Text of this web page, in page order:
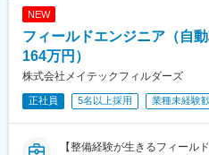
鉄名古屋駅、駅前大通駅、諏
崎駅、土橋駅(愛知県)、三河安
知県)、一ツ木駅、尾張一宮駅
大宮駅、貿易センター駅、尼
倉駅(福岡県)、慶徳校前駅、
NEW
フィールドエンジニア（自
164万円）
株式会社メイテックフィルダーズ
正社員 5名以上採用 業種未経験
【整備経験が生きるフィール